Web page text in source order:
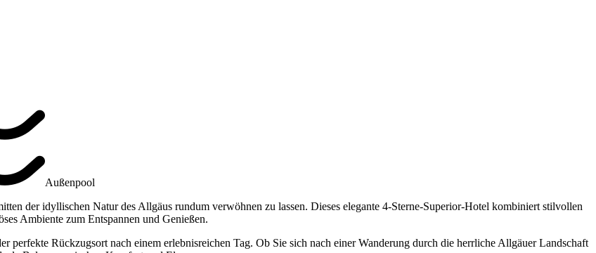
Außenpool
der idyllischen Natur des Allgäus rundum verwöhnen zu lassen. Dieses elegante 4-Sterne-Superior-Hotel kombiniert stilvollen
Ambiente zum Entspannen und Genießen.
perfekte Rückzugsort nach einem erlebnisreichen Tag. Ob Sie sich nach einer Wanderung durch die herrliche Allgäuer Landschaft